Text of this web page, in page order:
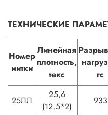
ТЕХНИЧЕСКИЕ
Номер
нитки
Линейная
плотность,
текс
гс
25ЛЛ
25,6
(12.5*2)
933